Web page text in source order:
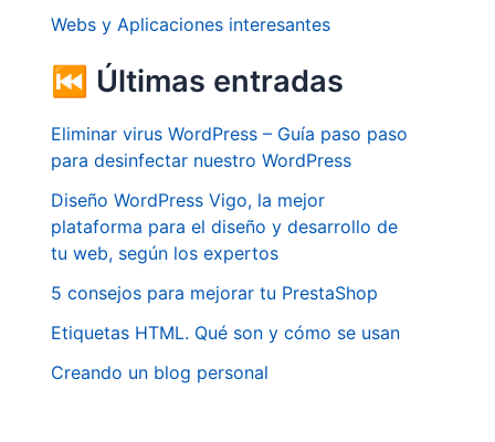
Webs y Aplicaciones interesantes
⏮ Últimas entradas
Eliminar virus WordPress – Guía paso paso
para desinfectar nuestro WordPress
Diseño WordPress Vigo, la mejor
plataforma para el diseño y desarrollo de
tu web, según los expertos
5 consejos para mejorar tu PrestaShop
Etiquetas HTML. Qué son y cómo se usan
Creando un blog personal